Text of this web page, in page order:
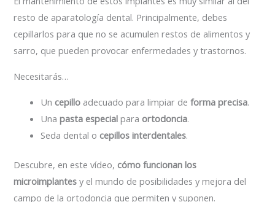
resto de aparatología dental. Principalmente, debes
cepillarlos para que no se acumulen restos de alimentos y
sarro, que pueden provocar enfermedades y trastornos.
Necesitarás…
Un cepillo adecuado para limpiar de forma precisa.
Una pasta especial para ortodoncia.
Seda dental o cepillos interdentales.
Descubre, en este vídeo, cómo funcionan los
microimplantes y el mundo de posibilidades y mejora del
campo de la ortodoncia que permiten y suponen.